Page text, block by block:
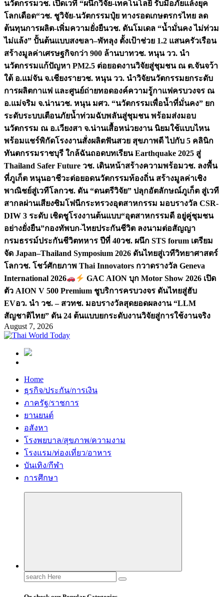
นวัตกรรมวช. เปิดเวที “ผนึกวิจัย-เทคโนโลยี รับมือภัยแล้งยุค
โลกเดือด“วช. ชูวิจัย-นวัตกรรมปุ๋ย ทางรอดเกษตรกรไทย ลด
ต้นทุนการผลิต-เพิ่มความยั่งยืนวช. ดันโมเดล “น้ำมั่นคง ไม่ท่วม
ไม่แล้ง” ปั้นต้นแบบสงขลา–พัทลุง ตั้งเป้าช่วย 1.2 แสนครัวเรือน
สร้างมูลค่าเศรษฐกิจกว่า 900 ล้านบาทวช. หนุน วว. นำ
นวัตกรรมแก้ปัญหา PM2.5 ต่อยอดงานวิจัยสู่ชุมชน ณ ต.จันจว้า
ใต้ อ.แม่จัน จ.เชียงรายวช. หนุน วว. นำวิจัยนวัตกรรมยกระดับ
การผลิตกาแฟ และศูนย์ถ่ายทอดองค์ความรู้กาแฟครบวงจร ณ
อ.แม่จริม จ.น่านวช. หนุน มศว. “นวัตกรรมเพื่อน้ำที่มั่นคง” ยก
ระดับระบบเตือนภัยน้ำท่วมฉับพลันสู่ชุมชน พร้อมส่งมอบ
นวัตกรรม ณ อ.เวียงสา จ.น่านเสื้อหน่วยงาน นิยมใช้แบบไหน
พร้อมแชร์พิกัดโรงงานสั่งผลิตฟันสวย สุขภาพดี ไปกับ 5 คลินิก
ทันตกรรมราชบุรี ใกล้ฉันถอดบทเรียน Earthquake 2025 สู่
Thailand Safer Future วช. เดินหน้าสร้างความพร้อมวช. ลงพื้น
ที่ภูเก็ต หนุนอาชีวะต่อยอดนวัตกรรมท้องถิ่น สร้างมูลค่าเชิง
พาณิชย์สู่เวทีโลกวช. ดัน “ดนตรีวิจัย” ปลุกอัตลักษณ์ภูเก็ต สู่เวที
สากลผ่านเสียงซิมโฟนีกระทรวงอุตสาหกรรม มอบรางวัล CSR-
DIW 3 ระดับ เชิดชูโรงงานต้นแบบ“อุตสาหกรรมดี อยู่คู่ชุมชน
อย่างยั่งยืน”กองทัพบก-ไทยประกันชีวิต ลงนามต่อสัญญา
กรมธรรม์ประกันชีวิตทหาร ปีที่ 40วช. ผนึก STS forum เตรียม
จัด Japan–Thailand Symposium 2026 ดันไทยสู่เวทีวิทยาศาสตร์
โลกวช. โชว์ศักยภาพ Thai Innovators กวาดรางวัล Geneva
International 2026
GAC AION บุก Motor Show 2026 เปิด
ตัว AION V 500 Premium ชูบริการครบวงจร ดันไทยสู่ฮับ
EVอว. นำ วช. – สวทช. มอบรางวัลสุดยอดผลงาน “LLM
สัญชาติไทย” ดัน 24 ต้นแบบยกระดับงานวิจัยสู่การใช้งานจริง
August 7, 2026
Home
ธุรกิจ/ประกัน/การเงิน
ภาครัฐ/ราชการ
ยานยนต์
อสังหา
โรงพยบาล/สุขภาพ/ความงาม
โรงแรม/ท่องเที่ยว/อาหาร
บันเทิง/กีฬา
การศึกษา
Search
for: